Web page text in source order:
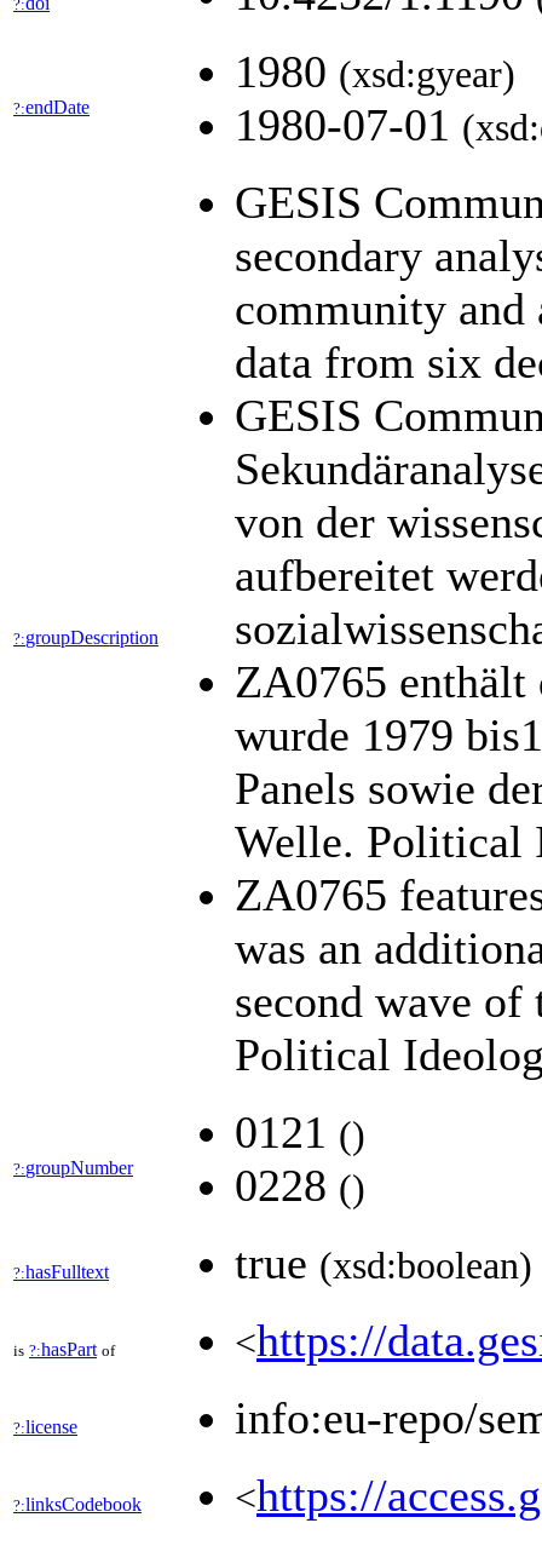
?:
?:endDate
1980 (xsd:gyear)
1980-07-01
?:groupDescription
GESIS
secondary
community and
data from six
GESIS
von der
aufbereitet
ZA0765 enthält
wurde 1979
Panels sowie
Welle. Political
ZA0765
was an
second wave
Political
?:groupNumber
0121 ()
0228 ()
?:hasFulltext true (xsd:boolean)
is ?:hasPart of <https://
?:license info:eu-repo/
?:linksCodebook <https://